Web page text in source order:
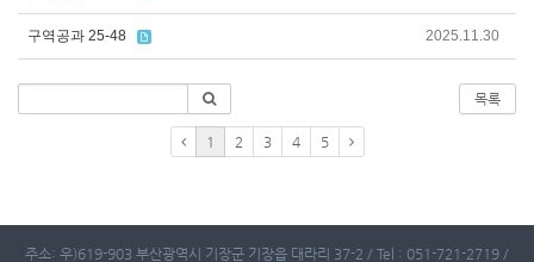
구역공과 25-48 2025.11.30
목록
1 2 3 4 5
주소: 우)619-903 부산광역시 기장군 기장읍 대라리 37-2 / Tel : 051-721-2719 /